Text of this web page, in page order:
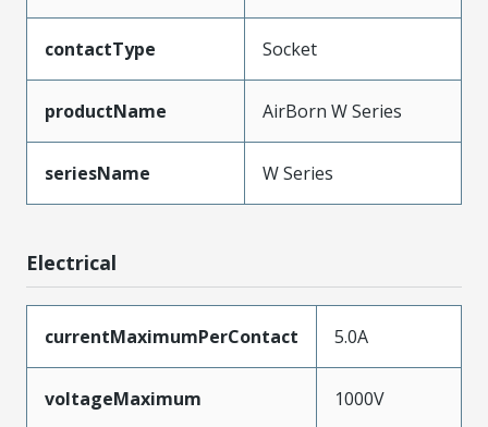
contactType Socket
productName AirBorn W Series
seriesName W Series
Electrical
currentMaximumPerContact 5.0A
voltageMaximum 1000V